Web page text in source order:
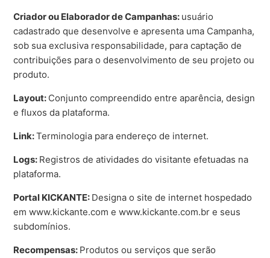
Criador ou Elaborador de Campanhas: usuário
cadastrado que desenvolve e apresenta uma Campanha,
sob sua exclusiva responsabilidade, para captação de
contribuições para o desenvolvimento de seu projeto ou
produto.
Layout: Conjunto compreendido entre aparência, design
e fluxos da plataforma.
Link:Terminologia para endereço de internet.
Logs: Registros de atividades do visitante efetuadas na
plataforma.
Portal KICKANTE: Designa o site de internet hospedado
em www.kickante.com e www.kickante.com.br e seus
subdomínios.
Recompensas: Produtos ou serviços que serão